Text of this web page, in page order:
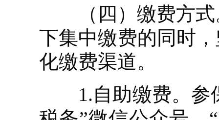
（四）缴费方式
下集中缴费的同时
化缴费渠道。
1.自助缴费。参保